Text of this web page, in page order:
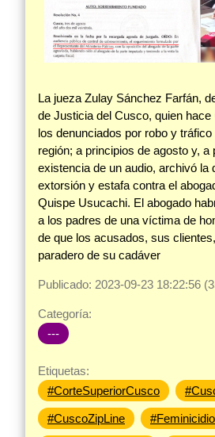
La jueza Zulay Sánchez Farfán,
de Justicia del Cusco, quien
los denunciados por robo y
región; a principios de agosto y, a
existencia de un audio, archivó la
extorsión y estafa contra el
Quispe Usucachi. El abogado
a los padres de una víctima de
de que los acusados, sus
paradero de su cadáver
Publicado: 2023-09-23 18:22:56
Categoría:
---
Etiquetas:
#CorteSuperiorCusco
#CuscoZipLine #Feminicidio